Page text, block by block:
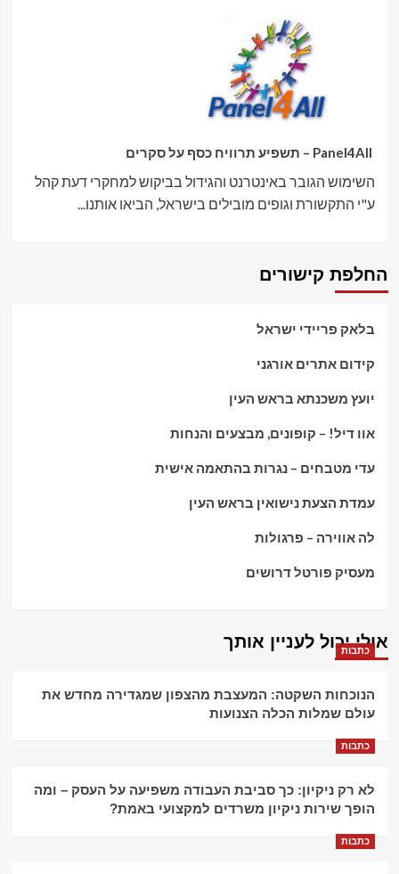
השימוש הגובר באינטרנט והגידול בביקוש למחקרי דעת קהל
ע"י התקשורת וגופים מובילים בישראל, הביאו אותנו...
החלפת קישורים
בלאק פריידי ישראל
קידום אתרים אורגני
יועץ משכנתא בראש העין
אוו דיל! – קופונים, מבצעים והנחות
עדי מטבחים – נגרות בהתאמה אישית
עמדת הצעת נישואין בראש העין
לה אווירה – פרגולות
מעסיק פורטל דרושים
אולי יכול לעניין אותך
כתבות
הנוכחות השקטה: המעצבת מהצפון שמגדירה מחדש את
עולם שמלות הכלה הצנועות
כתבות
לא רק ניקיון: כך סביבת העבודה משפיעה על העסק – ומה
הופך שירות ניקיון משרדים למקצועי באמת?
כתבות